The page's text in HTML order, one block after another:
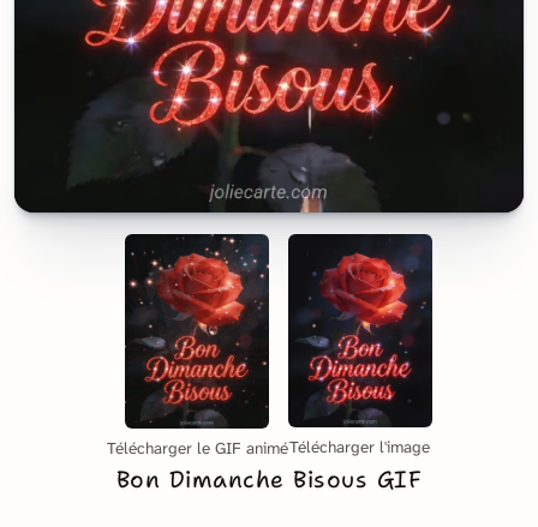
Télécharger le GIF animéTélécharger l'image
Bon Dimanche Bisous GIF